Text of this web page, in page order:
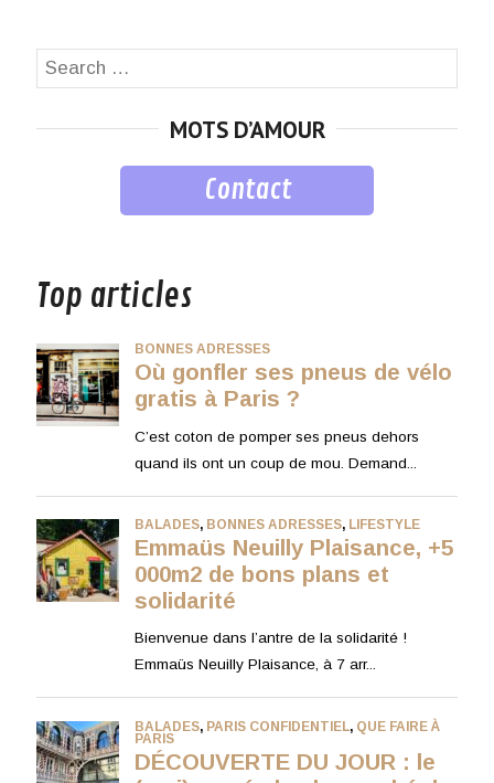
Search
MOTS D’AMOUR
Contact
Top articles